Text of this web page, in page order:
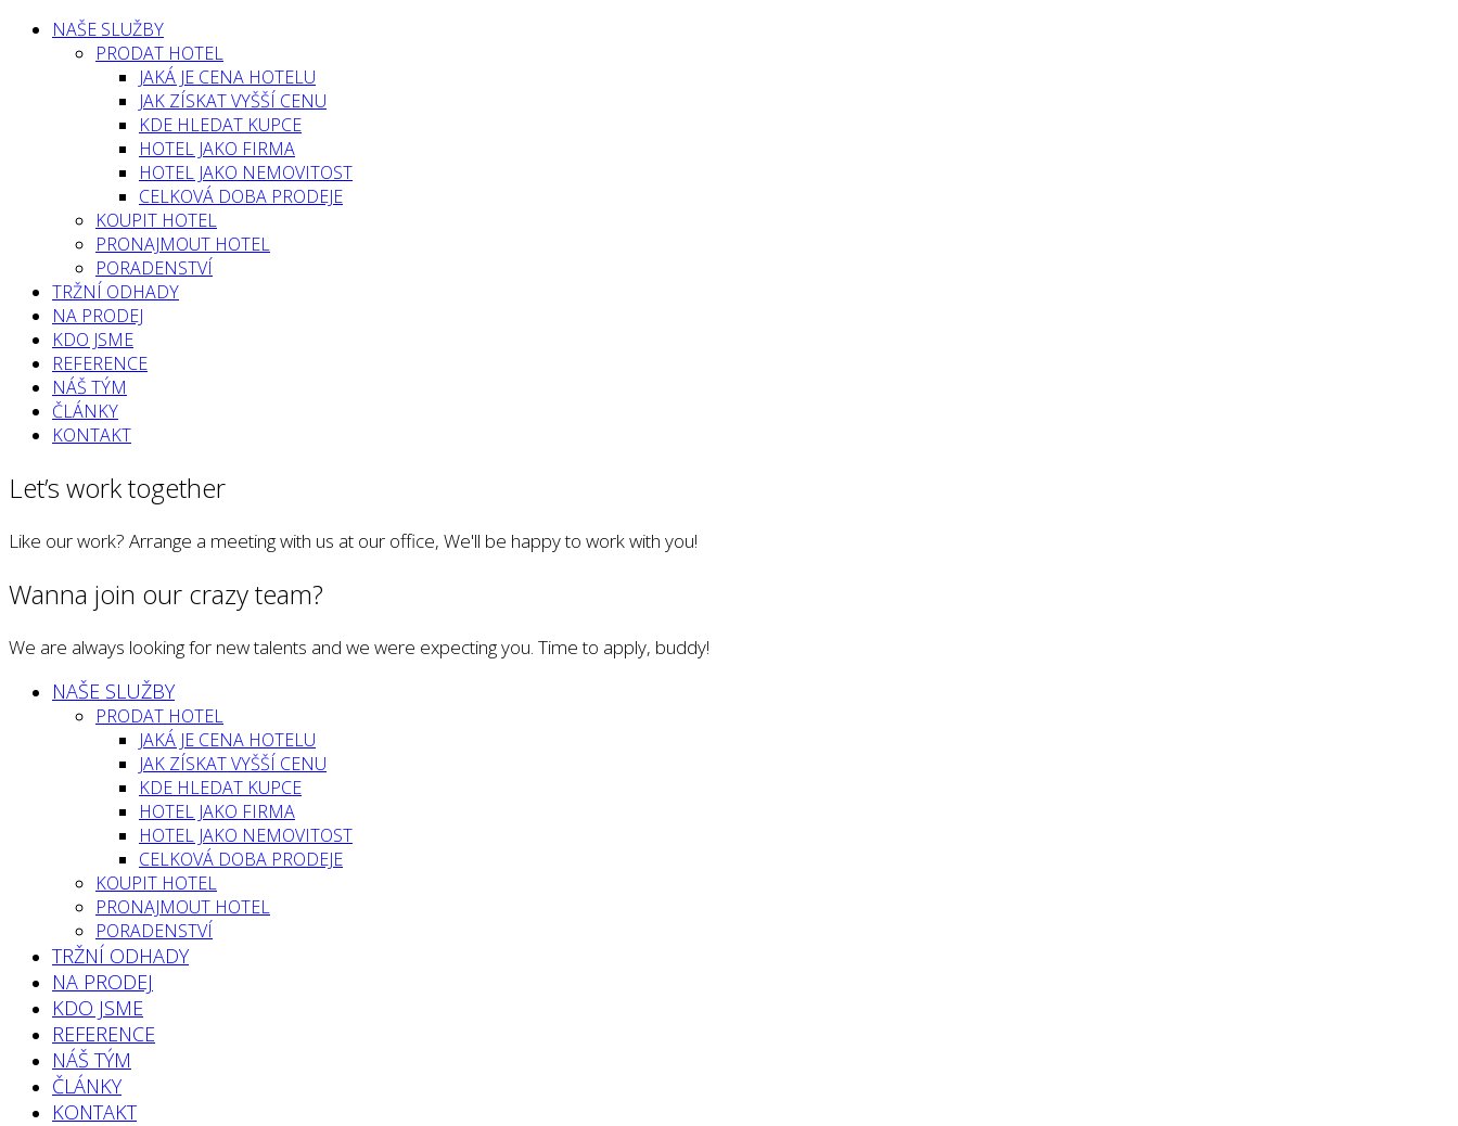
NAŠE SLUŽBY
PRODAT HOTEL
JAKÁ JE CENA HOTELU
JAK ZÍSKAT VYŠŠÍ CENU
KDE HLEDAT KUPCE
HOTEL JAKO FIRMA
HOTEL JAKO NEMOVITOST
CELKOVÁ DOBA PRODEJE
KOUPIT HOTEL
PRONAJMOUT HOTEL
PORADENSTVÍ
TRŽNÍ ODHADY
NA PRODEJ
KDO JSME
REFERENCE
NÁŠ TÝM
ČLÁNKY
KONTAKT
Let’s work together
Like our work? Arrange a meeting with us at our office, We'll be happy to work with you!
Wanna join our crazy team?
We are always looking for new talents and we were expecting you. Time to apply, buddy!
NAŠE SLUŽBY
PRODAT HOTEL
JAKÁ JE CENA HOTELU
JAK ZÍSKAT VYŠŠÍ CENU
KDE HLEDAT KUPCE
HOTEL JAKO FIRMA
HOTEL JAKO NEMOVITOST
CELKOVÁ DOBA PRODEJE
KOUPIT HOTEL
PRONAJMOUT HOTEL
PORADENSTVÍ
TRŽNÍ ODHADY
NA PRODEJ
KDO JSME
REFERENCE
NÁŠ TÝM
ČLÁNKY
KONTAKT